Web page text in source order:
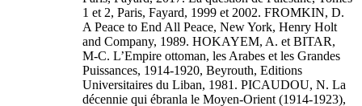
1 et 2, Paris, Fayard, 1999 et 2002. FROMKIN, D.
A Peace to End All Peace, New York, Henry Holt
and Company, 1989. HOKAYEM, A. et BITAR,
M-C. L’Empire ottoman, les Arabes et les Grandes
Puissances, 1914-1920, Beyrouth, Editions
Universitaires du Liban, 1981. PICAUDOU, N. La
décennie qui ébranla le Moyen-Orient (1914-1923),